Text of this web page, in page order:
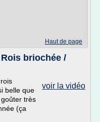
Haut de page
briochée /
voir la vidéo
belle que
très
(ça